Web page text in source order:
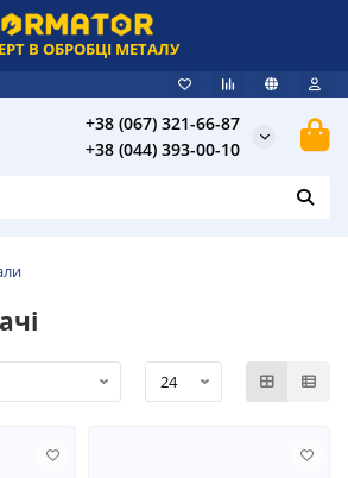
В ОБРОБЦІ МЕТАЛУ
+38 (067) 321-66-87
+38 (044) 393-00-10